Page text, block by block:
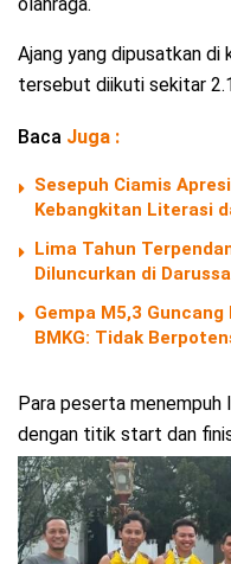
Ajang yang dipusatkan di
tersebut diikuti sekitar
Baca Juga :
Sesepuh Ciamis
Kebangkitan Literasi
Lima Tahun
Diluncurkan di
Gempa M5,3
BMKG: Tidak
Para peserta
dengan titik start dan